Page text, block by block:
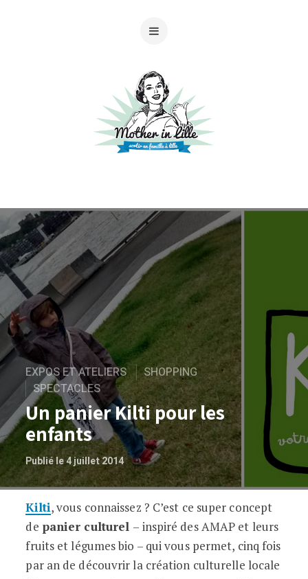
EXPOS ET ATELIERS
SHOPPING
SPECTACLES
Un panier Kilti pour les
enfants
Publié le 4 juillet 2014
Un panier Kilti pour les enfants
Kilti, vous connaissez ? C’est ce super concept
de panier culturel – inspiré des AMAP et leurs
fruits et légumes bio – qui vous permet, cinq fois
par an de découvrir la création culturelle locale